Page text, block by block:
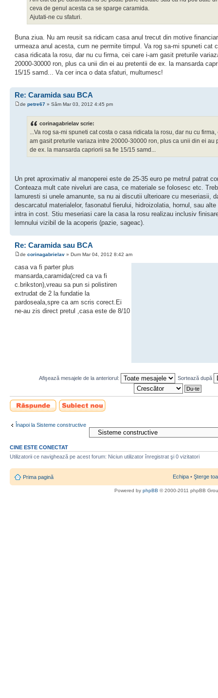
ceva de genul acesta ca se sparge caramida.
Ajutati-ne cu sfaturi.
Buna ziua. Nu am reusit sa ridicam casa anul trecut din motive
urmeaza anul acesta, cum ne permite timpul. Va rog sa-mi spuneti cat
casa ridicata la rosu, dar nu cu firma, cei care i-am gasit preturile
20000-30000 ron, plus ca unii din ei au pretentii de ex. la mansarda
15/15 samd... Va cer inca o data sfaturi, multumesc!
Re: Caramida sau BCA
de petre67 » Sâm Mar 03, 2012 4:45 pm
corinagabrielav scrie:
...Va rog sa-mi spuneti cat costa o casa ridicata la rosu, dar nu cu
am gasit preturile variaza intre 20000-30000 ron, plus ca unii din ei au
de ex. la mansarda capriorii sa fie 15/15 samd...
Un pret aproximativ al manoperei este de 25-35 euro pe metrul patrat
Conteaza mult cate niveluri are casa, ce materiale se folosesc etc.
lamuresti si unele amanunte, sa nu ai discutii ulterioare cu meseriasii,
descarcatul materialelor, fasonatul fierului, hidroizolatia, hornul, sau alte
intra in cost. Stiu meseriasi care la casa la rosu realizau inclusiv
lemnului vizibil de la acoperis (pazie, sageac).
Re: Caramida sau BCA
de corinagabrielav » Dum Mar 04, 2012 8:42 am
casa va fi parter plus
mansarda,caramida(cred ca va fi
c.brikston),vreau sa pun si polistiren
extrudat de 2 la fundatie la
pardoseala,spre ca am scris corect.Ei
ne-au zis direct pretul ,casa este de 8/10
Afişează mesajele de la anteriorul: Sortează după
Scrie un răspuns
Scrie un subiect
nou
Înapoi la Sisteme constructive
CINE ESTE CONECTAT
Utilizatorii ce navighează pe acest forum: Niciun utilizator înregistrat şi 0 vizitatori
Prima pagină Echipa • Şterge
Powered by phpBB © 2000-2011 phpBB